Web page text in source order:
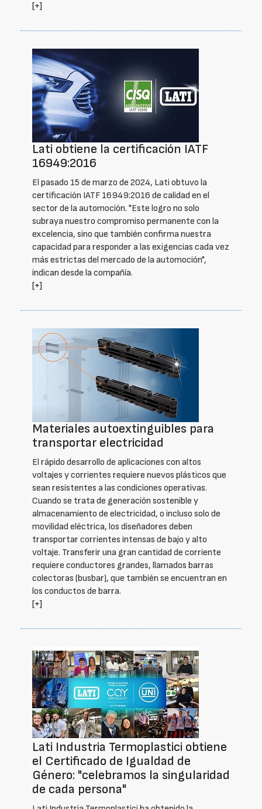
[+]
Lati obtiene la certificación IATF
16949:2016
El pasado 15 de marzo de 2024, Lati obtuvo la
certificación IATF 16949:2016 de calidad en el
sector de la automoción. "Este logro no solo
subraya nuestro compromiso permanente con la
excelencia, sino que también confirma nuestra
capacidad para responder a las exigencias cada vez
más estrictas del mercado de la automoción",
indican desde la compañía.
[+]
Materiales autoextinguibles para
transportar electricidad
El rápido desarrollo de aplicaciones con altos
voltajes y corrientes requiere nuevos plásticos que
sean resistentes a las condiciones operativas.
Cuando se trata de generación sostenible y
almacenamiento de electricidad, o incluso solo de
movilidad eléctrica, los diseñadores deben
transportar corrientes intensas de bajo y alto
voltaje. Transferir una gran cantidad de corriente
requiere conductores grandes, llamados barras
colectoras (busbar), que también se encuentran en
los conductos de barra.
[+]
Lati Industria Termoplastici obtiene
el Certificado de Igualdad de
Género: "celebramos la singularidad
de cada persona"